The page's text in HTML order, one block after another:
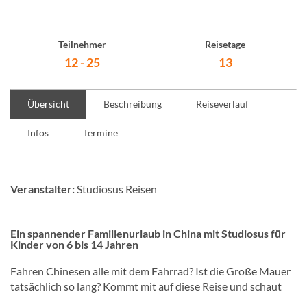
Teilnehmer
12 - 25
Reisetage
13
Übersicht Beschreibung Reiseverlauf
Infos Termine
Veranstalter:Studiosus Reisen
Ein spannender Familienurlaub in China mit Studiosus für
Kinder von 6 bis 14 Jahren
Fahren Chinesen alle mit dem Fahrrad? Ist die Große Mauer
tatsächlich so lang? Kommt mit auf diese Reise und schaut